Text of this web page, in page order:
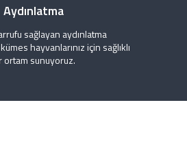
Aydınlatma
sağlayan aydınlatma
hayvanlarınız için sağlıklı
ortam sunuyoruz.